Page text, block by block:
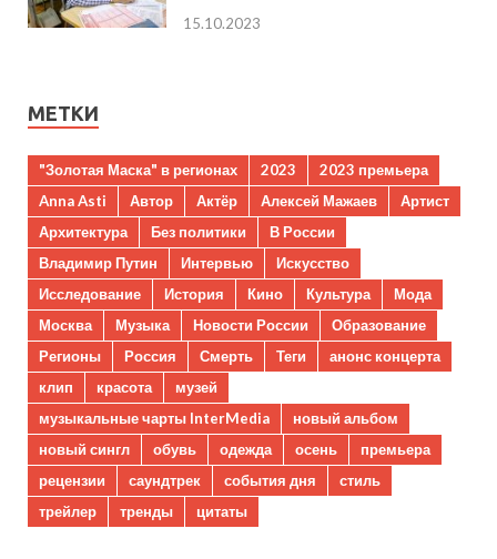
15.10.2023
МЕТКИ
"Золотая Маска" в регионах 2023
2023 премьера
Anna Asti
Автор Актёр Алексей Мажаев
Артист
Архитектура
Без политики
В России
Владимир Путин
Интервью
Искусство
Исследование
История Кино Культура
Мода
Москва
Музыка Новости России
Образование
Регионы
Россия Смерть Теги
анонс концерта
клип
красота
музей
музыкальные чарты InterMedia
новый альбом
новый сингл
обувь одежда осень
премьера
рецензии
саундтрек события дня
стиль
трейлер
тренды цитаты